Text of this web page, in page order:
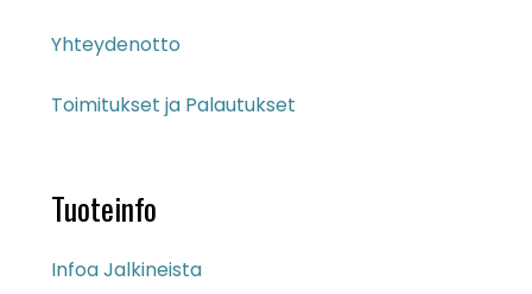
Yhteydenotto
Toimitukset ja Palautukset
Tuoteinfo
Infoa Jalkineista